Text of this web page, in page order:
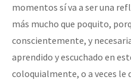
momentos sí va a ser una
más mucho que poquito,
conscientemente, y
aprendido y escuchado en
coloquialmente, o a veces le